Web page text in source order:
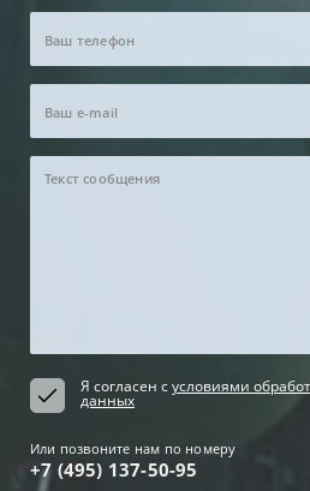
Я согласен сусловиями
данных
Или позвоните нам по номеру
+7 (495) 137-50-95